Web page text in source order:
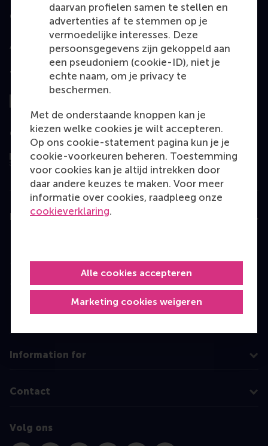
daarvan profielen samen te stellen en
advertenties af te stemmen op je
vermoedelijke interesses. Deze
persoonsgegevens zijn gekoppeld aan
een pseudoniem (cookie-ID), niet je
echte naam, om je privacy te
beschermen.
Met de onderstaande knoppen kan je
kiezen welke cookies je wilt accepteren.
Op ons cookie-statement pagina kun je je
cookie-voorkeuren beheren. Toestemming
voor cookies kan je altijd intrekken door
daar andere keuzes te maken. Voor meer
informatie over cookies, raadpleeg onze
cookieverklaring.
Marketing cookies weigeren
Alle cookies accepteren
Geaccrediteerd door
Top gerangschikt
Geëvalueerd door
Education
Master
Executive Education
Information for
Contact
Volg ons